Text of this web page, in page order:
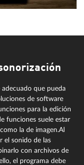
que pueda
de software
para la edición
funciones suele estar
la de imagen.Al
el sonido de las
con archivos de
el programa debe